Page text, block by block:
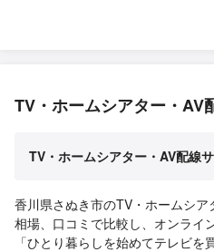
TV・ホームシアター・AV
TV・ホームシアター・AV配線
香川県さぬき市のTV・ホームシ
相場、口コミで比較し、オンライ
「ひとり暮らしを始めてテレビ